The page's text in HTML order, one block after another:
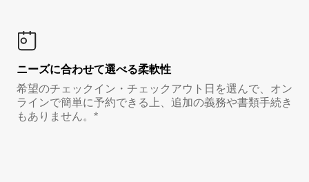
ニーズに合わせて選べる柔軟性
希望のチェックイン・チェックアウト日を選んで、オン
ラインで簡単に予約できる上、追加の義務や書類手続き
もありません。*